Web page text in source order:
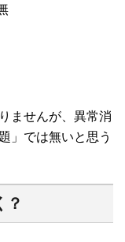
ませんが、異常消
」では無いと思う
？